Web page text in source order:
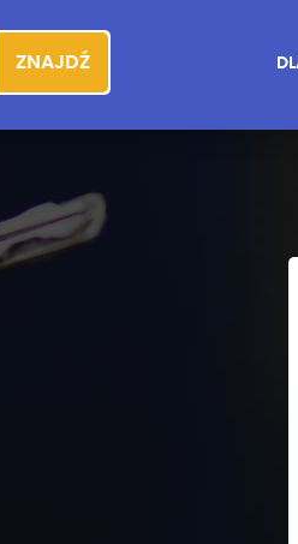
ZNAJDŹ